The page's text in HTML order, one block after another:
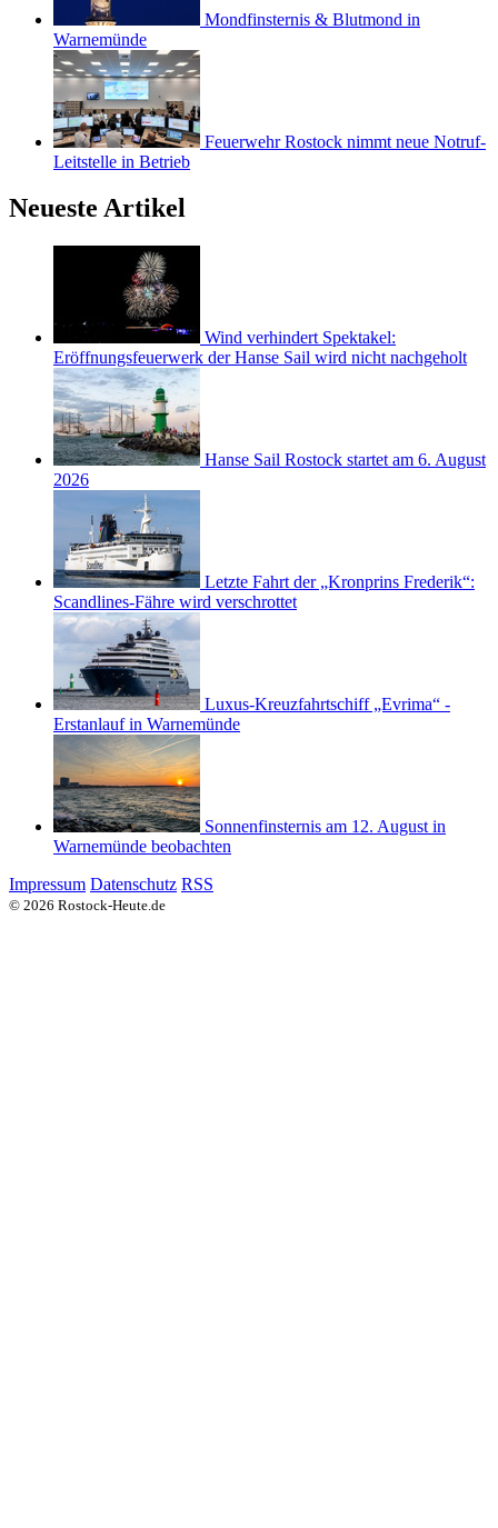
Mondfinsternis & Blutmond in
Warnemünde
Feuerwehr Rostock nimmt neue Notruf-
Leitstelle in Betrieb
Neueste Artikel
Wind verhindert Spektakel:
Eröffnungsfeuerwerk der Hanse Sail wird nicht nachgeholt
Hanse Sail Rostock startet am 6. August
2026
Letzte Fahrt der „Kronprins Frederik“:
Scandlines-Fähre wird verschrottet
Luxus-Kreuzfahrtschiff „Evrima“ -
Erstanlauf in Warnemünde
Sonnenfinsternis am 12. August in
Warnemünde beobachten
Impressum Datenschutz RSS
© 2026 Rostock-Heute.de